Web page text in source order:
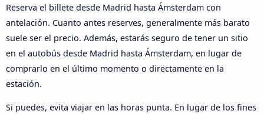
Reserva el billete desde Madrid hasta Ámsterdam con
antelación. Cuanto antes reserves, generalmente más barato
suele ser el precio. Además, estarás seguro de tener un sitio
en el autobús desde Madrid hasta Ámsterdam, en lugar de
comprarlo en el último momento o directamente en la
estación.
Si puedes, evita viajar en las horas punta. En lugar de los fines